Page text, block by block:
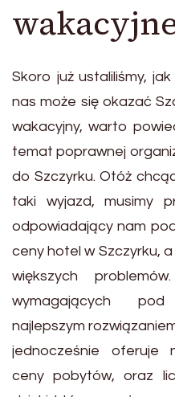
Skoro już ustaliliśmy,
nas może się okazać
wakacyjny, warto
temat poprawnej
do Szczyrku. Otóż
taki wyjazd, musimy
odpowiadający nam
ceny hotel w Szczyrku,
większych
wymagających
najlepszym
jednocześnie oferuje
ceny pobytów, oraz